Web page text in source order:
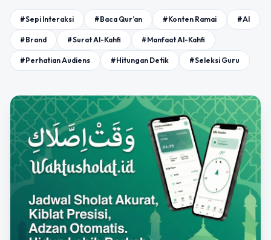
#Sepi Interaksi #Baca Qur’an #Konten Ramai #AI
#Brand #Surat Al-Kahfi #Manfaat Al-Kahfi
#Perhatian Audiens #Hitungan Detik #Seleksi Guru